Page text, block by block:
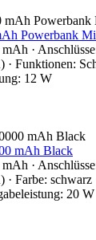
Powerbank
·
Funktionen:
12 W
mAh Black
·
Farbe: schwarz
20 W